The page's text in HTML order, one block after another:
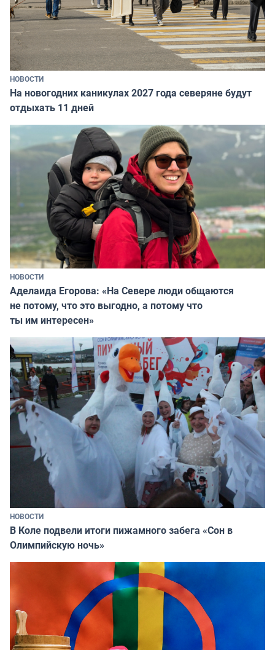
НОВОСТИ
На новогодних каникулах 2027 года северяне будут
отдыхать 11 дней
НОВОСТИ
Аделаида Егорова: «На Севере люди общаются
не потому, что это выгодно, а потому что
ты им интересен»
НОВОСТИ
В Коле подвели итоги пижамного забега «Сон в
Олимпийскую ночь»